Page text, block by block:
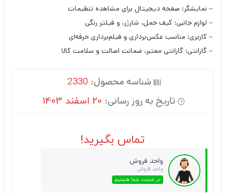
– نمایشگر: صفحه دیجیتال برای مشاهده تنظیمات
– لوازم جانبی: کیف حمل، شارژر، و فیلتر رنگی
– کاربری: مناسب عکس‌برداری و فیلم‌برداری حرفه‌ای
– گارانتی: گارانتی معتبر، ضمانت اصالت و سلامت کالا
شناسه محصول:2330
تاریخ به روز رسانی: 20 اسفند 1403
تماس بگیرید!
واحد فروش
واحد فروش
در خدمت شما هستیم